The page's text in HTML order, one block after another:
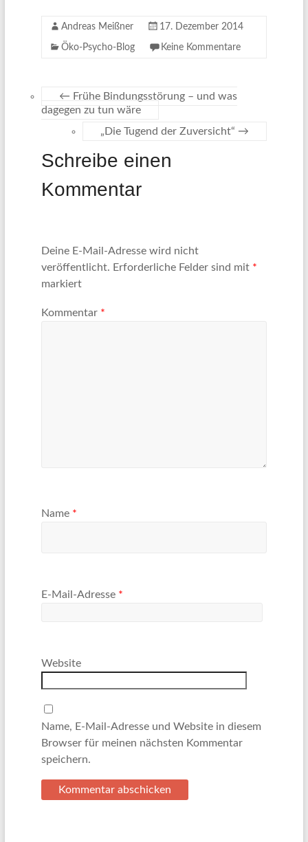
Andreas Meißner 17. Dezember 2014
Öko-Psycho-Blog Keine Kommentare
← Frühe Bindungsstörung – und was
dagegen zu tun wäre
„Die Tugend der Zuversicht“ →
Schreibe einen
Kommentar
Deine E-Mail-Adresse wird nicht
veröffentlicht. Erforderliche Felder sind mit *
markiert
Kommentar *
Name *
E-Mail-Adresse *
Website
Name, E-Mail-Adresse und Website in diesem
Browser für meinen nächsten Kommentar
speichern.